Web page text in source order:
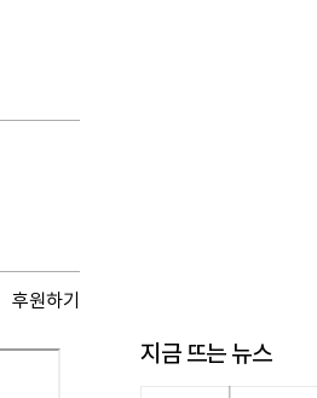
후원하기
지금 뜨는 뉴스